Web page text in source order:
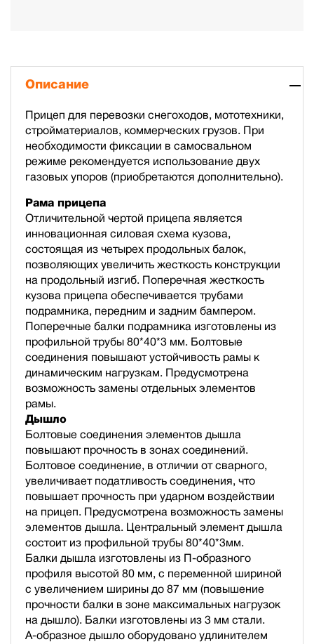
Описание
Прицеп для перевозки снегоходов, мототехники,
стройматериалов, коммерческих грузов. При
необходимости фиксации в самосвальном
режиме рекомендуется использование двух
газовых упоров (приобретаются дополнительно).
Рама прицепа
Отличительной чертой прицепа является
инновационная силовая схема кузова,
состоящая из четырех продольных балок,
позволяющих увеличить жесткость конструкции
на продольный изгиб. Поперечная жесткость
кузова прицепа обеспечивается трубами
подрамника, передним и задним бампером.
Поперечные балки подрамника изготовлены из
профильной трубы 80*40*3 мм. Болтовые
соединения повышают устойчивость рамы к
динамическим нагрузкам. Предусмотрена
возможность замены отдельных элементов
рамы.
Дышло
Болтовые соединения элементов дышла
повышают прочность в зонах соединений.
Болтовое соединение, в отличии от сварного,
увеличивает податливость соединения, что
повышает прочность при ударном воздействии
на прицеп. Предусмотрена возможность замены
элементов дышла. Центральный элемент дышла
состоит из профильной трубы 80*40*3мм.
Балки дышла изготовлены из П-образного
профиля высотой 80 мм, с переменной шириной
с увеличением ширины до 87 мм (повышение
прочности балки в зоне максимальных нагрузок
на дышло). Балки изготовлены из 3 мм стали.
А-образное дышло оборудовано удлинителем